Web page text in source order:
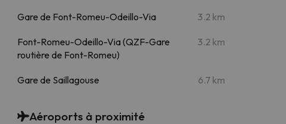
Gare de Font-Romeu-Odeillo-Via 3.2 km
Font-Romeu-Odeillo-Via (QZF-Gare
routière de Font-Romeu)
3.2 km
Gare de Saillagouse 6.7 km
Aéroports à proximité